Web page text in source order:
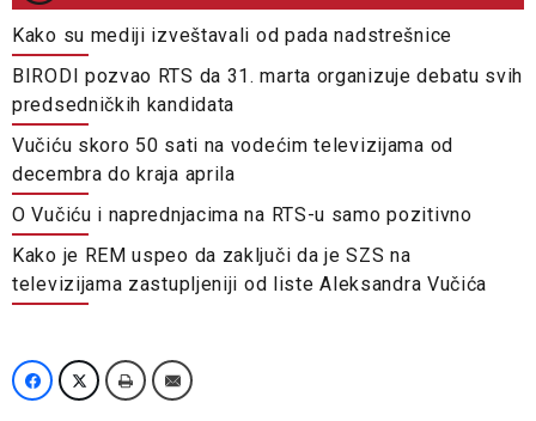
Kako su mediji izveštavali od pada nadstrešnice
BIRODI pozvao RTS da 31. marta organizuje debatu svih
predsedničkih kandidata
Vučiću skoro 50 sati na vodećim televizijama od
decembra do kraja aprila
O Vučiću i naprednjacima na RTS-u samo pozitivno
Kako je REM uspeo da zaključi da je SZS na
televizijama zastupljeniji od liste Aleksandra Vučića